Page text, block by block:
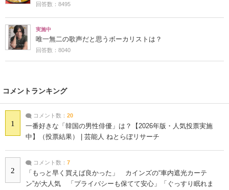
回答数：8495
実施中
唯一無二の歌声だと思うボーカリストは？
回答数：8040
コメントランキング
1
コメント数： 20
一番好きな「韓国の男性俳優」は？【2026年版・人気投票実施
中】（投票結果） | 芸能人 ねとらぼリサーチ
2
コメント数： 7
「もっと早く買えば良かった」 カインズの“車内遮光カーテ
ン”が大人気 「プライバシーも保てて安心」「ぐっすり眠れま